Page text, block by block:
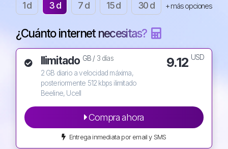
1 d 3 d 7 d 15 d 30 d + más opciones
¿Cuánto internet necesitas?
Ilimitado GB / 3 días
2 GB diario a velocidad máxima,
posteriormente 512 kbps ilimitado
Beeline, Ucell
9.12 USD
Compra ahora
Entrega inmediata por email y SMS